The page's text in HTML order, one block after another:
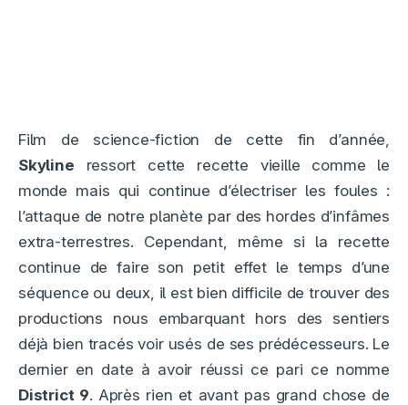
Film de science-fiction de cette fin d’année,
Skyline ressort cette recette vieille comme le
monde mais qui continue d’électriser les foules :
l’attaque de notre planète par des hordes d’infâmes
extra-terrestres. Cependant, même si la recette
continue de faire son petit effet le temps d’une
séquence ou deux, il est bien difficile de trouver des
productions nous embarquant hors des sentiers
déjà bien tracés voir usés de ses prédécesseurs. Le
dernier en date à avoir réussi ce pari ce nomme
District 9. Après rien et avant pas grand chose de